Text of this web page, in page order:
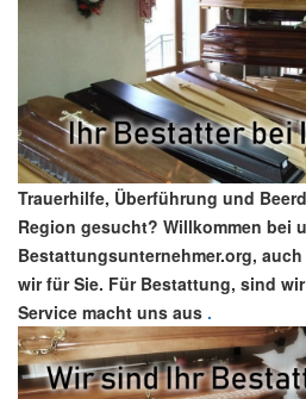
Trauerhilfe, Überführung und
Region gesucht? Willkommen bei
Bestattungsunternehmer.org,
wir für Sie. Für Bestattung, sind
Service macht uns aus .